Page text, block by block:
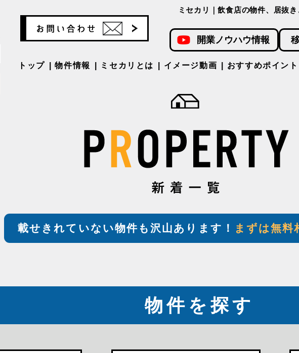
ミセカリ｜飲食店の物件、居抜
開業ノウハウ情報
トップ 物件情報 ミセカリとは イメージ動画 おすすめポイント
載せきれていない物件も沢山あります！ まずは無料
物件を探す